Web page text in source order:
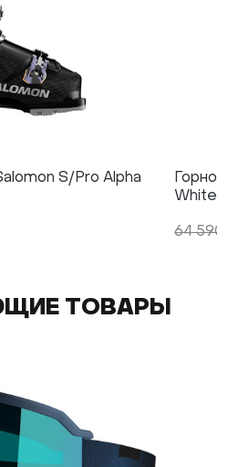
S/Pro Alpha
White/
64 590
ТОВАРЫ